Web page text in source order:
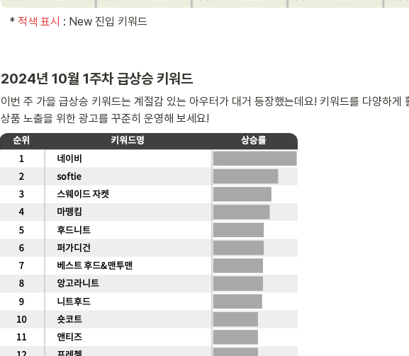
   *
적색 표시 : New 진입 키워드
2024년 10월 1주차 급상승 키워드
이번 주 가을 급상승 키워드는 계절감 있는 아우터가 대거 등장했는데요! 키워드를 다양하게
상품 노출을 위한 광고를 꾸준히 운영해 보세요!